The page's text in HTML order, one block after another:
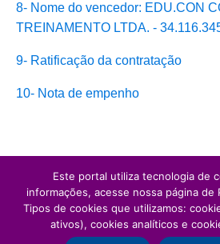
8- Nome do vencedor: EDU.CON
TREINAMENTO LTDA. -
9- Ratificação da contratação
10- Nota de empenho
Este portal utiliza tecnologia de
informações, acesse nossa página de
Tipos de cookies que utilizamos:
ativos), cookies analíticos e